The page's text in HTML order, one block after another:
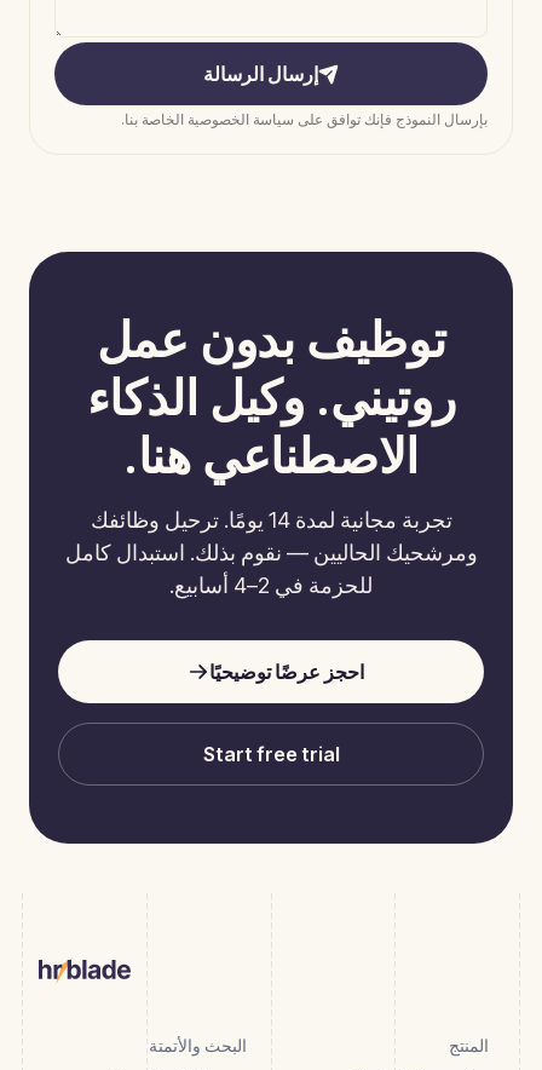
إرسال الرسالة
بإرسال النموذج فإنك توافق على سياسة الخصوصية الخاصة بنا.
توظيف بدون عمل
روتيني. وكيل الذكاء
الاصطناعي هنا.
تجربة مجانية لمدة 14 يومًا. ترحيل وظائفك
ومرشحيك الحاليين — نقوم بذلك. استبدال كامل
للحزمة في 2–4 أسابيع.
احجز عرضًا توضيحيًا
Start free trial
المنتج
البحث والأتمتة